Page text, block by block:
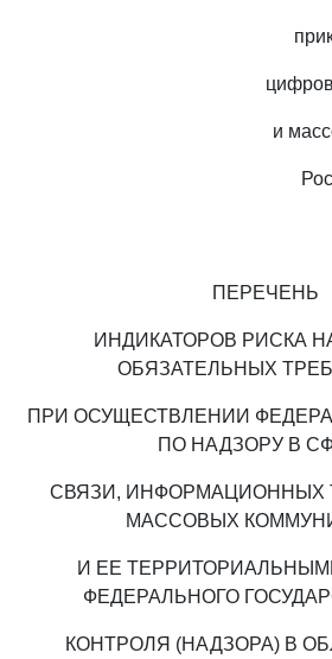
и
ПЕРЕЧЕНЬ
ИНДИКАТОРОВ РИСКА
ОБЯЗАТЕЛЬНЫХ
ПРИ ОСУЩЕСТВЛЕНИИ
ПО НАДЗОРУ В
СВЯЗИ, ИНФОРМАЦИОННЫХ
МАССОВЫХ
И ЕЕ
ФЕДЕРАЛЬНОГО
КОНТРОЛЯ (НАДЗОРА) В